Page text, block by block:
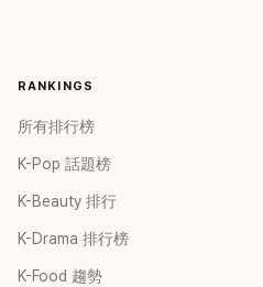
RANKINGS
所有排行榜
K-Pop 話題榜
K-Beauty 排行
K-Drama 排行榜
K-Food 趨勢